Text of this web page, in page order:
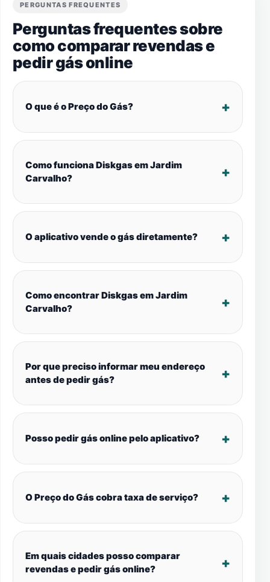
PERGUNTAS FREQUENTES
Perguntas frequentes sobre
como comparar revendas e
pedir gás online
O que é o Preço do Gás?
Como funciona Diskgas em Jardim
Carvalho?
O aplicativo vende o gás diretamente?
Como encontrar Diskgas em Jardim
Carvalho?
Por que preciso informar meu endereço
antes de pedir gás?
Posso pedir gás online pelo aplicativo?
O Preço do Gás cobra taxa de serviço?
Em quais cidades posso comparar
revendas e pedir gás online?